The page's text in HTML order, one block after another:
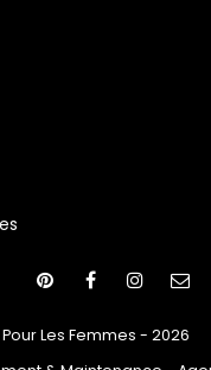
Les Femmes - 2026